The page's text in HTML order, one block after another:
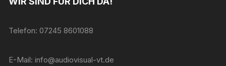
Telefon: 07245 8601088
E-Mail: info@audiovisual-vt.de